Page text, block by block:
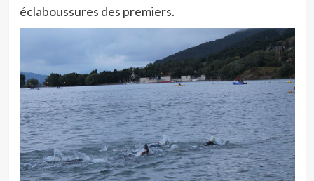
éclaboussures des premiers.